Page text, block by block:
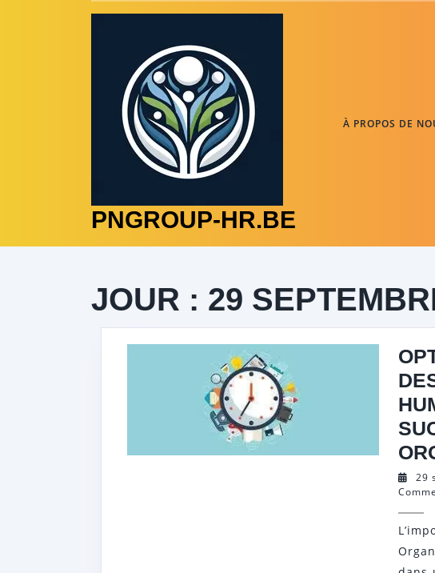
PNGROUP-HR.BE
À PROPOS DE
JOUR : 29
29